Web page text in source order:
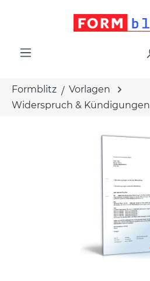
Formblitz
Vorlagen
Widerspruch & Kündigungen